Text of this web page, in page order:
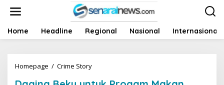
t
Home Headline Regional Nasional Internasional
Homepage / Crime Story